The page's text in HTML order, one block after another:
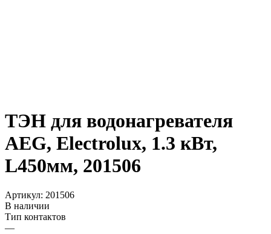
ТЭН для водонагревателя
AEG, Electrolux, 1.3 кВт,
L450мм, 201506
Артикул: 201506
В наличии
Тип контактов
—